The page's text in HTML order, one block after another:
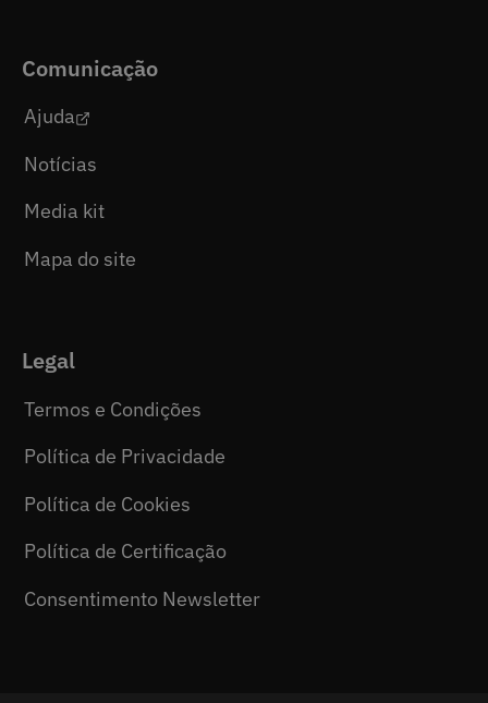
Comunicação
Ajuda
Notícias
Media kit
Mapa do site
Legal
Termos e Condições
Política de Privacidade
Política de Cookies
Política de Certificação
Consentimento Newsletter